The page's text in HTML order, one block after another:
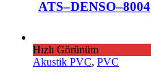
ATS–DENSO–8004
Hızlı Görünüm
Akustik PVC, PVC